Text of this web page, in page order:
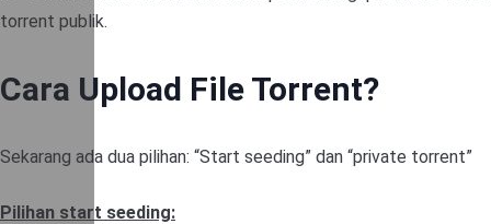
torrent publik.
Cara Upload File Torrent?
Sekarang ada dua pilihan: “Start seeding” dan “private torrent”
Pilihan start seeding: